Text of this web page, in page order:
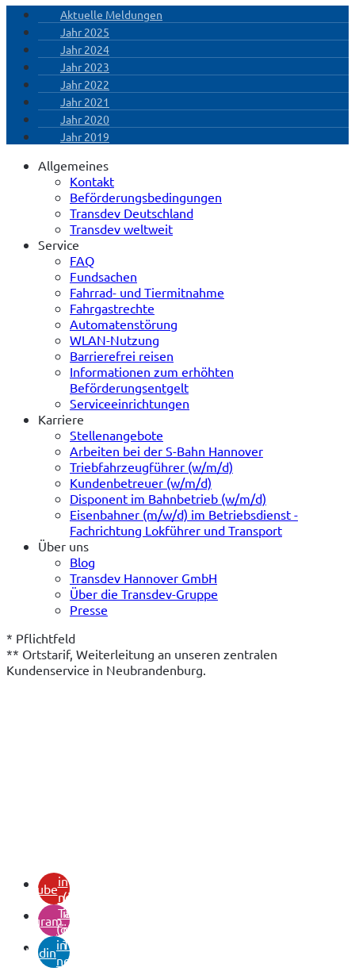
Aktuelle Meldungen
Jahr 2025
Jahr 2024
Jahr 2023
Jahr 2022
Jahr 2021
Jahr 2020
Jahr 2019
Allgemeines
Kontakt
Beförderungsbedingungen
Transdev Deutschland
Transdev weltweit
Service
FAQ
Fundsachen
Fahrrad- und Tiermitnahme
Fahrgastrechte
Automatenstörung
WLAN-Nutzung
Barrierefrei reisen
Informationen zum erhöhten
Beförderungsentgelt
Serviceeinrichtungen
Karriere
Stellenangebote
Arbeiten bei der S-Bahn Hannover
Triebfahrzeugführer (w/m/d)
Kundenbetreuer (w/m/d)
Disponent im Bahnbetrieb (w/m/d)
Eisenbahner (m/w/d) im Betriebsdienst -
Fachrichtung Lokführer und Transport
Über uns
Blog
Transdev Hannover GmbH
Über die Transdev-Gruppe
Presse
* Pflichtfeld
** Ortstarif, Weiterleitung an unseren zentralen
Kundenservice in Neubrandenburg.
youtubein
neuem
Tab)
instagram
(öffnet
in
neuem
Tab)
linkedin
(öffnet
in
neuem